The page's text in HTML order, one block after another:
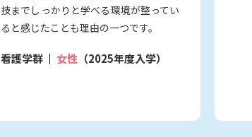
技までしっかりと学べる環境が整ってい
ると感じたことも理由の一つです。
看護学群 女性 （2025年度入学）